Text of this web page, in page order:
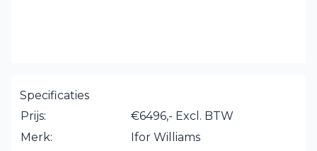
Specificaties
Prijs:
€6496,- Excl. BTW
Merk:
Ifor Williams